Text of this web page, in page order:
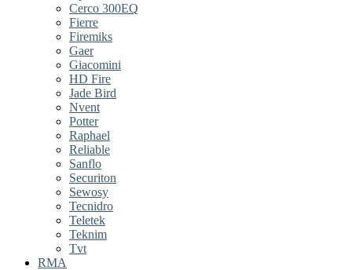
Cerco 300EQ
Fierre
Firemiks
Gaer
Giacomini
HD Fire
Jade Bird
Nvent
Potter
Raphael
Reliable
Sanflo
Securiton
Sewosy
Tecnidro
Teletek
Teknim
Tvt
RMA